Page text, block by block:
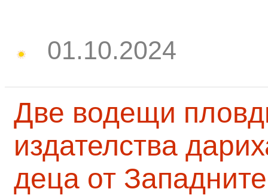
01.10.2024
Две водещи
издателства
деца от